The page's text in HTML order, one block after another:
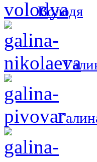
Володя